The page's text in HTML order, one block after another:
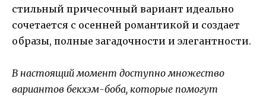
стильный причесочный вариант идеально
сочетается с осенней романтикой и создает
образы, полные загадочности и элегантности.
В настоящий момент доступно множество
вариантов бекхэм-боба, которые помогут